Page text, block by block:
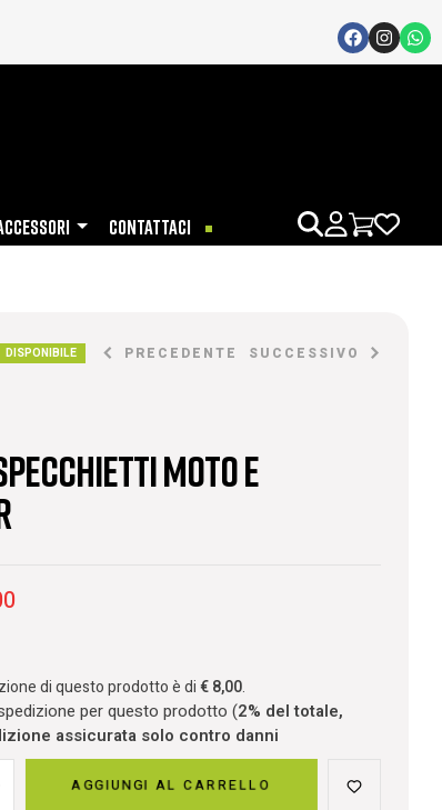
CONTATTACI
DISPONIBILE PRECEDENTE
€35,00
SUCCESSIVO
€12,00
MOTO E
di questo prodotto è di€8,00.
per questo prodotto (2% del totale,
assicurata solo contro danni
AGGIUNGI AL CARRELLO